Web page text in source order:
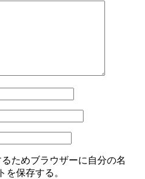
ためブラウザーに自分の名
を保存する。